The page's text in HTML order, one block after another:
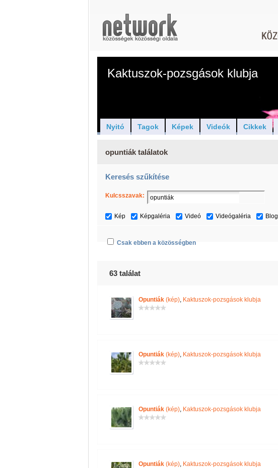
Kaktuszok-pozsgások klubja
Nyitó Tagok Képek Videók Cikkek
opuntiák találatok
Keresés szűkítése
Kulcsszavak:
Kép Képgaléria Videó Videógaléria Blog
Csak ebben a közösségben
63 találat
Opuntiák (kép), Kaktuszok-pozsgások klubja
Opuntiák (kép), Kaktuszok-pozsgások klubja
Opuntiák (kép), Kaktuszok-pozsgások klubja
Opuntiák (kép), Kaktuszok-pozsgások klubja